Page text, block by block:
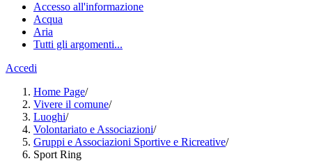
Accesso all'informazione
Acqua
Aria
Tutti gli argomenti...
Accedi
Home Page/
Vivere il comune/
Luoghi/
Volontariato e Associazioni/
Gruppi e Associazioni Sportive e Ricreative/
Sport Ring